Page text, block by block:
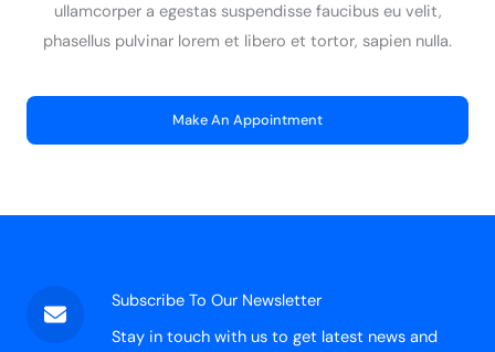
ullamcorper a egestas suspendisse faucibus eu velit,
phasellus pulvinar lorem et libero et tortor, sapien nulla.
Make An Appointment
Subscribe To Our Newsletter
Stay in touch with us to get latest news and